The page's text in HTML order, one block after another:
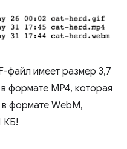
файл имеет размер 3,7
формате MP4, которая
в формате WebM,
КБ!